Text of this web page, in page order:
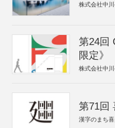
株式会社中
第24回
限定》
株式会社中
第71回
漢字のまち